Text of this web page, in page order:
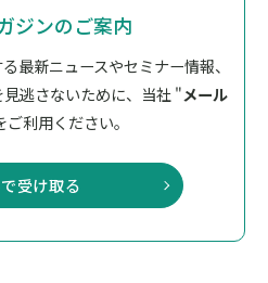
ジンのご案内
最新ニュースやセミナー情報、
逃さないために、 当社 "メール
ご利用ください。
受け取る